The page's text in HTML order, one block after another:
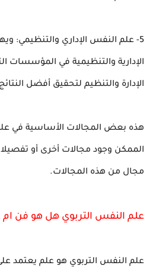
5- علم النفس الإداري والتنظيمي:
الإدارية والتنظيمية في المؤسسات
الإدارة والتنظيم لتحقيق أفضل
هذه بعض المجالات الأساسية في
الممكن وجود مجالات أخرى أو
مجال من هذه المجالات.
علم النفس التربوي هل هو فن ام
علم النفس التربوي هو علم يعتمد